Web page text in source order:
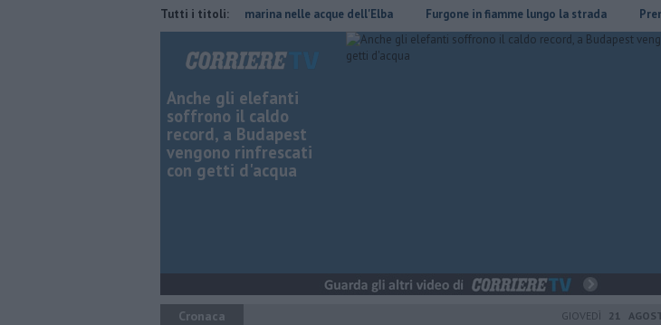
Tutti i titoli:
Rara tartaruga marina nelle acque dell'Elba Furgone in fiamme lungo la strada Premio
Anche gli elefanti
soffrono il caldo
record, a Budapest
vengono rinfrescati
con getti d'acqua
Cronaca GIOVEDÌ 21